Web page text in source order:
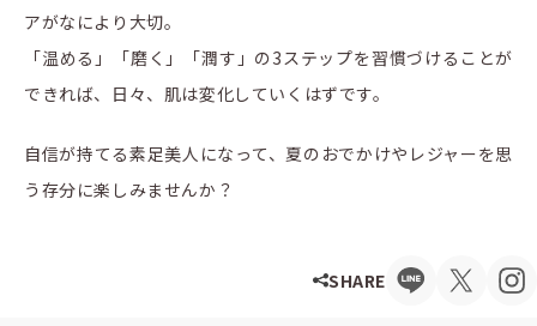
アがなにより大切。
「温める」「磨く」「潤す」の3ステップを習慣づけることが
できれば、日々、肌は変化していくはずです。
自信が持てる素足美人になって、夏のおでかけやレジャーを思
う存分に楽しみませんか？
SHARE